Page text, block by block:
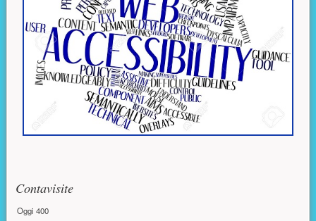
Contavisite
Oggi400